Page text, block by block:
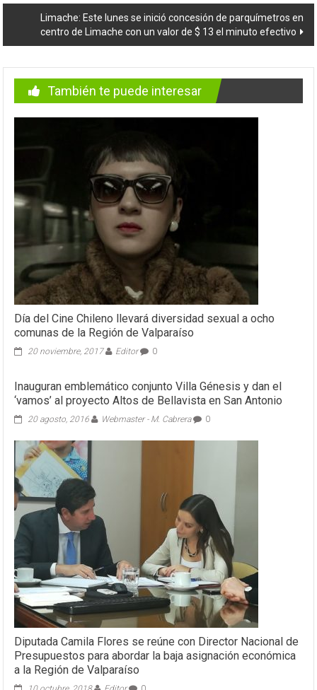
entradas
Limache: Este lunes se inició concesión de parquímetros en
centro de Limache con un valor de $ 13 el minuto efectivo
También te puede interesar
Día del Cine Chileno llevará diversidad sexual a ocho
comunas de la Región de Valparaíso
20 noviembre, 2017 Editor 0
Inauguran emblemático conjunto Villa Génesis y dan el
‘vamos’ al proyecto Altos de Bellavista en San Antonio
20 agosto, 2016 Webmaster - M. Cabrera 0
Diputada Camila Flores se reúne con Director Nacional de
Presupuestos para abordar la baja asignación económica
a la Región de Valparaíso